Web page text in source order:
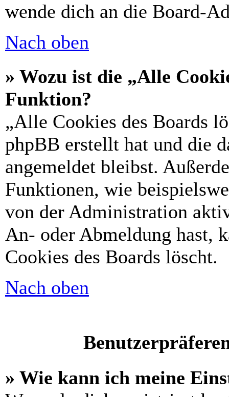
wende dich an die Board-
Nach oben
» Wozu ist die „Alle
Funktion?
„Alle Cookies des Boards
phpBB erstellt hat und die
angemeldet bleibst.
Funktionen, wie
von der Administration
An- oder Abmeldung hast,
Cookies des Boards löscht.
Nach oben
» Wie kann ich meine